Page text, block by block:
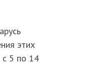
этих
с 5 по 14